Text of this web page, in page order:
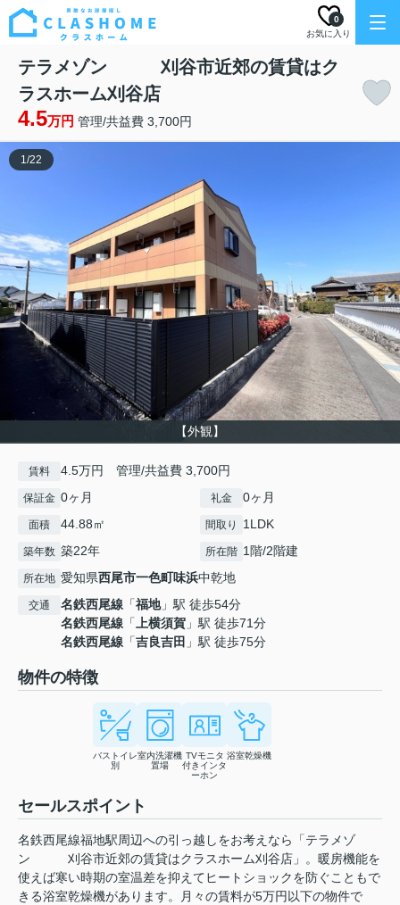
お気に入り
0
テラメゾン 刈谷市近郊の賃貸はク
ラスホーム刈谷店
4.5万円 管理/共益費 3,700円
【外観】
1/22
賃料 4.5万円 管理/共益費 3,700円
保証金 0ヶ月 礼金 0ヶ月
面積 44.88㎡ 間取り 1LDK
築年数 築22年 所在階 1階/2階建
所在地 愛知県西尾市一色町味浜中乾地
交通 名鉄西尾線 「福地」駅 徒歩54分
名鉄西尾線 「上横須賀 」駅 徒歩71分
名鉄西尾線 「吉良吉田 」駅 徒歩75分
物件の特徴
バストイレ
別
室内洗濯機
置場
TVモニタ
付きインタ
ーホン
浴室乾燥機
セールスポイント
名鉄西尾線福地駅周辺への引っ越しをお考えなら「テラメゾ
ン 刈谷市近郊の賃貸はクラスホーム刈谷店」。暖房機能を
使えば寒い時期の室温差を抑えてヒートショックを防ぐこともで
きる浴室乾燥機があります。月々の賃料が5万円以下の物件で